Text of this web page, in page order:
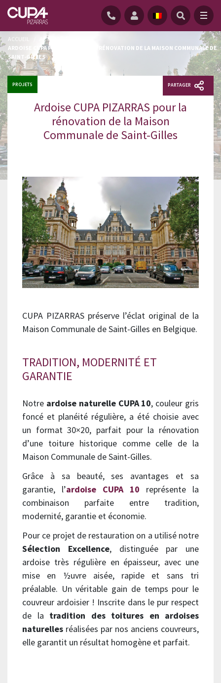
ACCUEIL ACTUALITÉ BLOG
ARDOISE CUPA PIZARRAS POUR LA RÉNOVATION DE LA MAISON COMMUNALE DE
SAINT-GILLES
PROJETS PARTAGER
Ardoise CUPA PIZARRAS pour la
rénovation de la Maison
Communale de Saint-Gilles
CUPA PIZARRAS préserve l’éclat original de la
Maison Communale de Saint-Gilles en Belgique.
TRADITION, MODERNITÉ ET
GARANTIE
Notre ardoise naturelle CUPA 10, couleur gris
foncé et planéité régulière, a été choisie avec
un format 30×20, parfait pour la rénovation
d’une toiture historique comme celle de la
Maison Communale de Saint-Gilles.
Grâce à sa beauté, ses avantages et sa
garantie, l’ardoise CUPA 10 représente la
combinaison parfaite entre tradition,
modernité, garantie et économie.
Pour ce projet de restauration on a utilisé notre
Sélection Excellence, distinguée par une
ardoise très régulière en épaisseur, avec une
mise en ½uvre aisée, rapide et sans tri
préalable. Un véritable gain de temps pour le
couvreur ardoisier ! Inscrite dans le pur respect
de la tradition des toitures en ardoises
naturelles réalisées par nos anciens couvreurs,
elle garantit un résultat homogène et parfait.